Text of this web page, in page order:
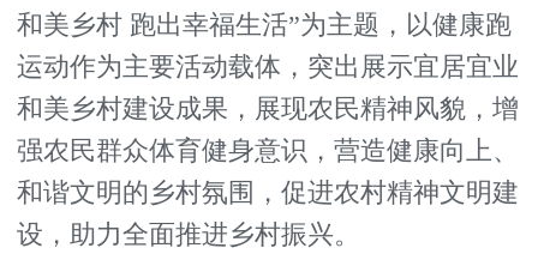
和美乡村 跑出幸福生活”为主题，以健康跑
运动作为主要活动载体，突出展示宜居宜业
和美乡村建设成果，展现农民精神风貌，增
强农民群众体育健身意识，营造健康向上、
和谐文明的乡村氛围，促进农村精神文明建
设，助力全面推进乡村振兴。